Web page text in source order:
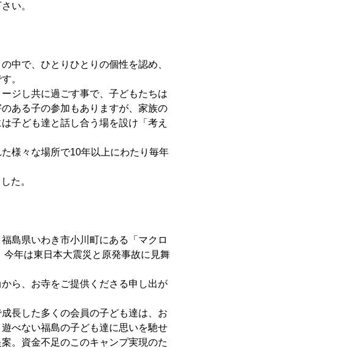
い。
中で、ひとりひとりの個性を認め、
。
ジし共に過ごす事で、子どもたちは
ある子の参加もありますが、家族の
子ども達と話し合う場を設け「考え
様々な場所で10年以上にわたり毎年
た。
島県いわき市小川町にある「マクロ
年は東日本大震災と原発事故に見舞
ら、お寺をご提供くださる申し出が
長した多くの会員の子ども達は、お
べない福島の子ども達に思いを馳せ
。資金不足のこのキャンプ実現のた